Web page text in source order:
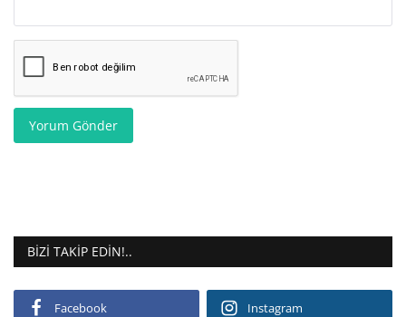
Yorum Gönder
BIZI TAKIP EDIN!..
Facebook Instagram